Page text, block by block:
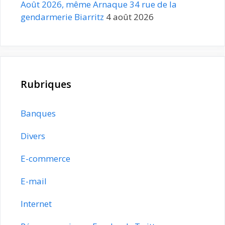
Août 2026, même Arnaque 34 rue de la
gendarmerie Biarritz 4 août 2026
Rubriques
Banques
Divers
E-commerce
E-mail
Internet